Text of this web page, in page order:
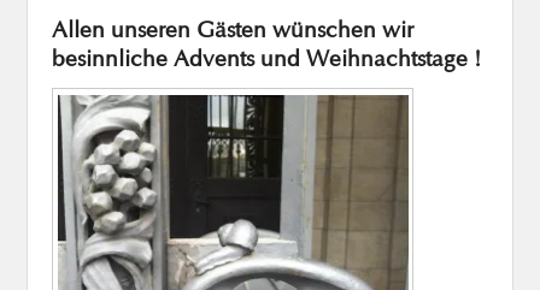
Allen unseren Gästen wünschen wir
besinnliche Advents und Weihnachtstage !